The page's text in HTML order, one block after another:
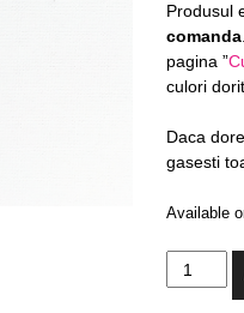
Produsul
comanda
pagina ”
culori
Daca
gasesti
Available
Colier
Chic